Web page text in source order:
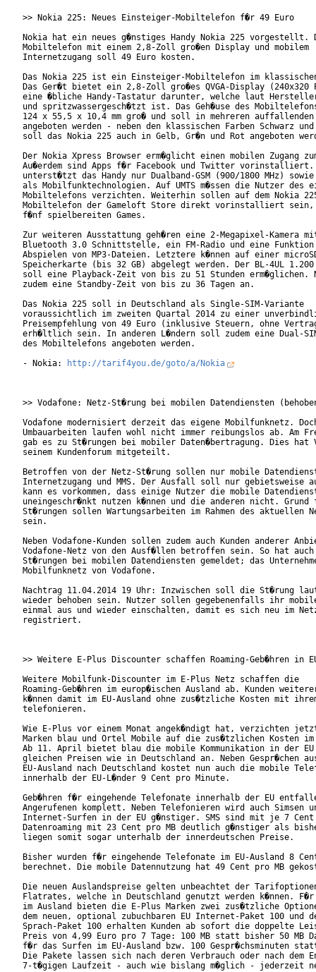
>> Nokia 225: Neues Einsteiger-Mobiltelefon f�r 49 Euro
Nokia hat ein neues g�nstiges Handy Nokia 225 vorgestellt.
Mobiltelefon mit einem 2,8-Zoll gro�en Display und mobilem
Internetzugang soll 49 Euro kosten.
Das Nokia 225 ist ein Einsteiger-Mobiltelefon im
Das Ger�t bietet ein 2,8-Zoll gro�es QVGA-Display (240x320
eine �bliche Handy-Tastatur darunter, welche laut
und spritzwassergesch�tzt ist. Das Geh�use des
124 x 55,5 x 10,4 mm gro� und soll in mehreren auffallenden
angeboten werden - neben den klassischen Farben Schwarz und
soll das Nokia 225 auch in Gelb, Gr�n und Rot angeboten
Der Nokia Xpress Browser erm�glicht einen mobilen Zugang
Au�erdem sind Apps f�r Facebook und Twitter
unterst�tzt das Handy nur Dualband-GSM (900/1800 MHz) sowie
als Mobilfunktechnologien. Auf UMTS m�ssen die Nutzer des
Mobiltelefons verzichten. Weiterhin sollen auf dem Nokia
Mobiltelefon der Gameloft Store direkt vorinstalliert
f�nf spielbereiten Games.
Zur weiteren Ausstattung geh�ren eine 2-Megapixel-Kamera
Bluetooth 3.0 Schnittstelle, ein FM-Radio und eine Funktion
Abspielen von MP3-Dateien. Letztere k�nnen auf einer
Speicherkarte (bis 32 GB) abgelegt werden. Der BL-4UL 1.200
soll eine Playback-Zeit von bis zu 51 Stunden erm�glichen.
zudem eine Standby-Zeit von bis zu 36 Tagen an.
Das Nokia 225 soll in Deutschland als Single-SIM-Variante
voraussichtlich im zweiten Quartal 2014 zu einer
Preisempfehlung von 49 Euro (inklusive Steuern, ohne
erh�ltlich sein. In anderen L�ndern soll zudem eine Dual-
des Mobiltelefons angeboten werden.
- Nokia:
http://tarif4you.de/goto/a/Nokia
>> Vodafone: Netz-St�rung bei mobilen Datendiensten
Vodafone modernisiert derzeit das eigene Mobilfunknetz.
Umbauarbeiten laufen wohl nicht immer reibungslos ab. Am
gab es zu St�rungen bei mobiler Daten�bertragung. Dies hat
seinem Kundenforum mitgeteilt.
Betroffen von der Netz-St�rung sollen nur mobile
Internetzugang und MMS. Der Ausfall soll nur gebietsweise
kann es vorkommen, dass einige Nutzer die mobile
uneingeschr�nkt nutzen k�nnen und die anderen nicht.
St�rungen sollen Wartungsarbeiten im Rahmen des aktuellen
sein.
Neben Vodafone-Kunden sollen zudem auch Kunden anderer
Vodafone-Netz von den Ausf�llen betroffen sein. So hat auch
St�rungen bei mobilen Datendiensten gemeldet; das
Mobilfunknetz von Vodafone.
Nachtrag 11.04.2014 19 Uhr: Inzwischen soll die St�rung
wieder behoben sein. Nutzer sollen gegebenenfalls ihr
einmal aus und wieder einschalten, damit es sich neu im
registriert.
>> Weitere E-Plus Discounter schaffen Roaming-Geb�hren in
Weitere Mobilfunk-Discounter im E-Plus Netz schaffen die
Roaming-Geb�hren im europ�ischen Ausland ab. Kunden
k�nnen damit im EU-Ausland ohne zus�tzliche Kosten mit
telefonieren.
Wie E-Plus vor einem Monat angek�ndigt hat, verzichten
Marken blau und Ortel Mobile auf die zus�tzlichen Kosten im
Ab 11. April bietet blau die mobile Kommunikation in der
gleichen Preisen wie in Deutschland an. Neben Gespr�chen
EU-Ausland nach Deutschland kostet nun auch die mobile
innerhalb der EU-L�nder 9 Cent pro Minute.
Geb�hren f�r eingehende Telefonate innerhalb der EU
Angerufenen komplett. Neben Telefonieren wird auch Simsen
Internet-Surfen in der EU g�nstiger. SMS sind mit je 7 Cent
Datenroaming mit 23 Cent pro MB deutlich g�nstiger als
liegen somit sogar unterhalb der innerdeutschen Preise.
Bisher wurden f�r eingehende Telefonate im EU-Ausland 8
berechnet. Die mobile Datennutzung hat 49 Cent pro MB
Die neuen Auslandspreise gelten unbeachtet der
Flatrates, welche in Deutschland genutzt werden k�nnen.
im Ausland bieten die E-Plus Marken zwei zus�tzliche
dem neuen, optional zubuchbaren EU Internet-Paket 100 und
Sprach-Paket 100 erhalten Kunden ab sofort die doppelte
Preis von 4,99 Euro pro 7 Tage: 100 MB statt bisher 50 MB
f�r das Surfen im EU-Ausland bzw. 100 Gespr�chsminuten
Die Pakete lassen sich nach deren Verbrauch oder nach dem
7-t�gigen Laufzeit - auch wie bislang m�glich - jederzeit